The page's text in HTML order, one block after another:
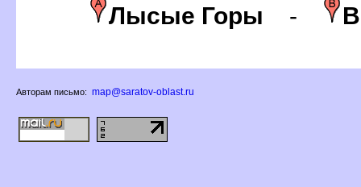
Лысые Горы -
Авторам письмо: map@saratov-oblast.ru